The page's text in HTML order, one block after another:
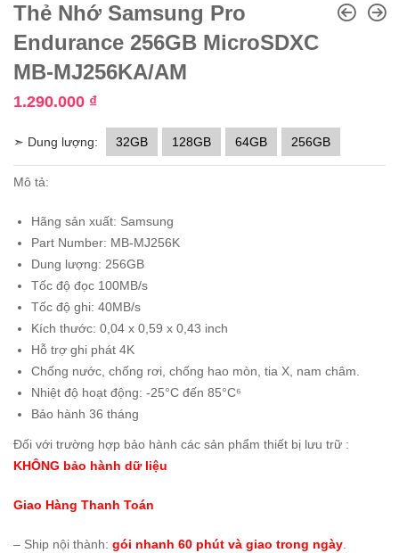
Thẻ Nhớ Samsung Pro
Endurance 256GB MicroSDXC
MB-MJ256KA/AM
1.290.000 ₫
➣ Dung lượng: 32GB 128GB 64GB 256GB
Mô tả:
Hãng sản xuất: Samsung
Part Number: MB-MJ256K
Dung lượng: 256GB
Tốc độ đọc 100MB/s
Tốc độ ghi: 40MB/s
Kích thước: 0,04 x 0,59 x 0,43 inch
Hỗ trợ ghi phát 4K
Chống nước, chống rơi, chống hao mòn, tia X, nam châm.
Nhiệt độ hoạt động: -25°C đến 85°C⁶
Bảo hành 36 tháng
Đối với trường hợp bảo hành các sản phẩm thiết bị lưu trữ :
KHÔNG bảo hành dữ liệu
Giao Hàng Thanh Toán
– Ship nội thành: gói nhanh 60 phút và giao trong ngày